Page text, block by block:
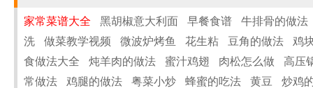
家常菜谱大全 黑胡椒意大利面 早餐食谱
牛排骨的做法
洗
做菜教学视频 微波炉烤鱼 花生粘 豆角的做法
鸡
食做法大全
炖羊肉的做法 蜜汁鸡翅 肉松怎么做
高压
常做法
鸡腿的做法 粤菜小炒 蜂蜜的吃法 黄豆
炒鸡